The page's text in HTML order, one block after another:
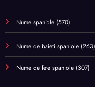
Nume spaniole (570)
Nume de baieti spaniole (263)
Nume de fete spaniole (307)